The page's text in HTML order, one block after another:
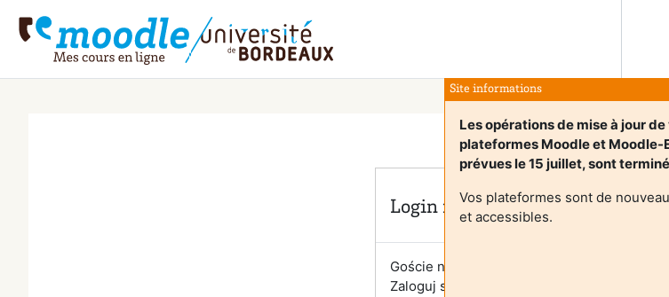
Site informations
Les opérations de mise à jour de
plateformes Moodle et Moodle-
prévues le 15 juillet, sont
Vos plateformes sont de
et accessibles.
Login required
Goście nie mogą uzyskać dostępu do profili
Zaloguj się na swoje konto, aby kontynuować.